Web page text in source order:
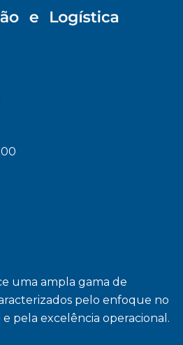
uma ampla gama de
pelo enfoque no
pela excelência operacional.